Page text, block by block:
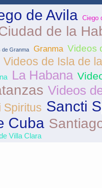
de Avila Ciego
de la
de Granma Granma Videos
Videos de Isla de
La Habana
Videos
Spiritus Sancti
Cuba
Villa Clara